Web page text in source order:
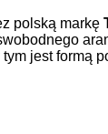
polską markę
jest formą